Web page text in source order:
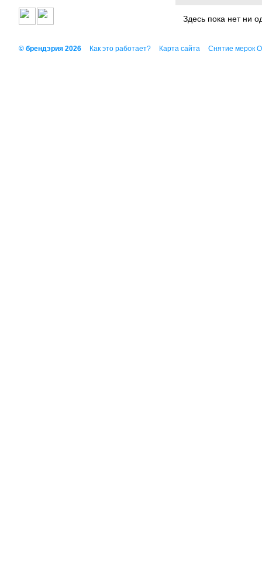
Здесь пока нет ни
© брендэрия 2026 Как это работает? Карта сайта Снятие мерок